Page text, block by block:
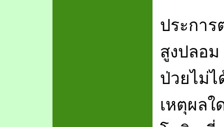
ประกา
สูงปลอ
ป่วยไม่
เหตุผล